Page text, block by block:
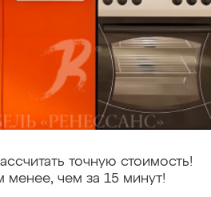
точную стоимость!
менее, чем за 15 минут!